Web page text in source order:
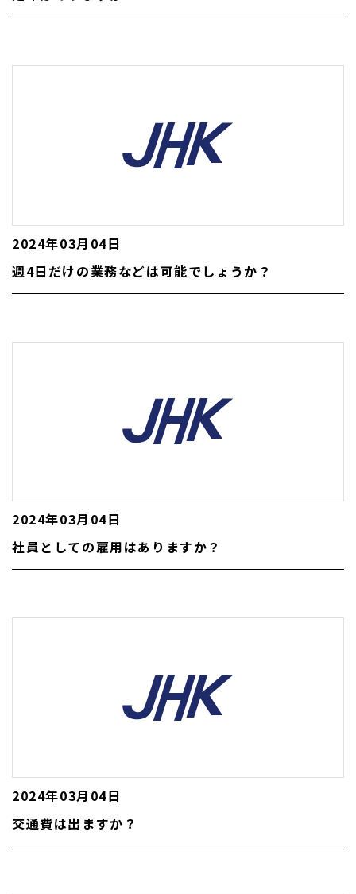
2024年03月04日
週4日だけの業務などは可能でしょうか？
2024年03月04日
社員としての雇用はありますか？
2024年03月04日
交通費は出ますか？